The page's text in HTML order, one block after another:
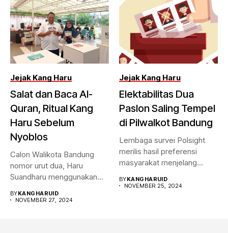
Jejak Kang Haru
Salat dan Baca Al-
Quran, Ritual Kang
Haru Sebelum
Nyoblos
Calon Walikota Bandung
nomor urut dua, Haru
Suandharu menggunakan
BYKANGHARUID
NOVEMBER 27, 2024
Jejak Kang Haru
Elektabilitas Dua
Paslon Saling Tempel
di Pilwalkot Bandung
Lembaga survei Polsight
merilis hasil preferensi
masyarakat menjelang
Hasilnya,...
BYKANGHARUID
NOVEMBER 25, 2024